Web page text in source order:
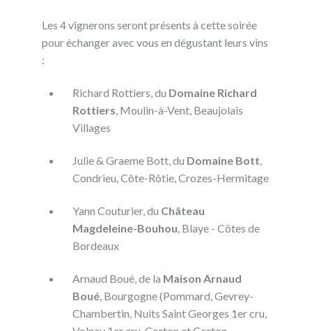
Les 4 vignerons seront présents à cette soirée
pour échanger avec vous en dégustant leurs vins
:
Richard Rottiers, du Domaine Richard
Rottiers, Moulin-à-Vent, Beaujolais
Villages
Julie & Graeme Bott, du Domaine Bott,
Condrieu, Côte-Rôtie, Crozes-Hermitage
Yann Couturier, du Château
Magdeleine-Bouhou, Blaye - Côtes de
Bordeaux
Arnaud Boué, de la Maison Arnaud
Boué, Bourgogne (Pommard, Gevrey-
Chambertin, Nuits Saint Georges 1er cru,